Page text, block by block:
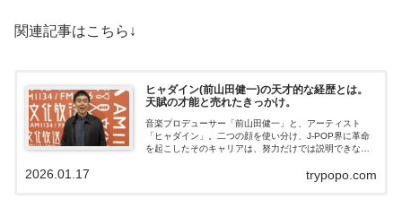
関連記事はこちら↓
ヒャダイン(前山田健一)の天才的な経歴とは。
天賦の才能と売れたきっかけ。
音楽プロデューサー「前山田健一」と、アーティスト
「ヒャダイン」。二つの顔を使い分け、J-POP界に革命
を起こしたそのキャリアは、努力だけでは説明できない
センスが、ニコニコ動画やももいろクロー...trypopo.com
2026.01.17